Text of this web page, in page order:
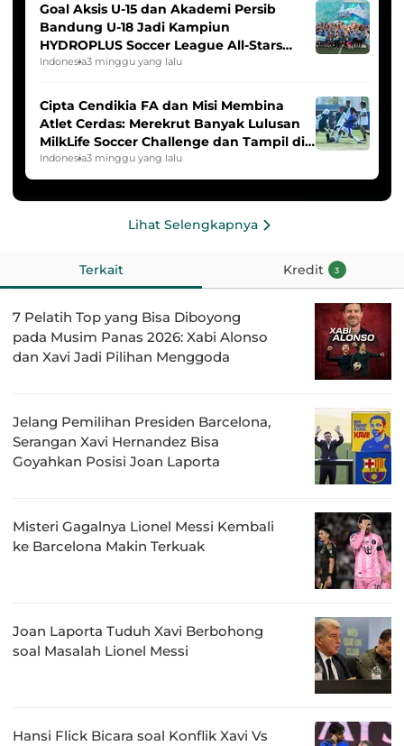
Goal Aksis U-15 dan Akademi Persib
Bandung U-18 Jadi Kampiun
HYDROPLUS Soccer League All-Stars
2025/2026
Indonesia3 minggu yang lalu
Cipta Cendikia FA dan Misi Membina
Atlet Cerdas: Merekrut Banyak Lulusan
MilkLife Soccer Challenge dan Tampil di
HYDROPLUS Soccer League
Indonesia3 minggu yang lalu
Lihat Selengkapnya
Terkait Kredit 3
7 Pelatih Top yang Bisa Diboyong
pada Musim Panas 2026: Xabi Alonso
dan Xavi Jadi Pilihan Menggoda
Jelang Pemilihan Presiden Barcelona,
Serangan Xavi Hernandez Bisa
Goyahkan Posisi Joan Laporta
Misteri Gagalnya Lionel Messi Kembali
ke Barcelona Makin Terkuak
Joan Laporta Tuduh Xavi Berbohong
soal Masalah Lionel Messi
Hansi Flick Bicara soal Konflik Xavi Vs